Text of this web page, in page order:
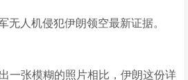
人机侵犯伊朗领空最新证据。
张模糊的照片相比，伊朗这份详